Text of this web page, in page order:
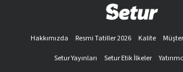
Hakkımızda Resmi Tatiller 2026 Kalite
Setur Yayınları
Setur Etik İlkeler